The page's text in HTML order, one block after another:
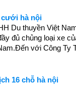
cưới hà nội
Du thuyền Việt
đủ chủng loại xe
với Công Ty
16 chỗ hà nội